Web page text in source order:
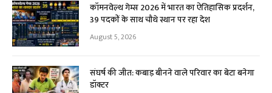
कॉमनवेल्थ गेम्स 2026 में भारत का ऐतिहासिक प्रदर्शन,
39 पदकों के साथ चौथे स्थान पर रहा देश
August 5, 2026
संघर्ष की जीत: कबाड़ बीनने वाले परिवार का बेटा बनेगा
डॉक्टर